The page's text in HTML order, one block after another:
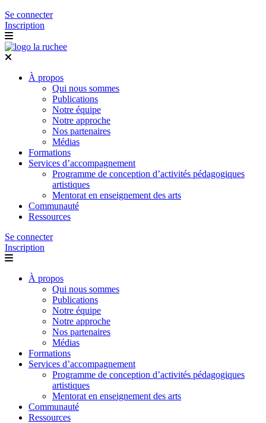
Se connecter
Inscription
À propos
Qui nous sommes
Publications
Notre équipe
Notre approche
Nos partenaires
Médias
Formations
Services d’accompagnement
Programme de conception d’activités pédagogiques
artistiques
Mentorat en enseignement des arts
Communauté
Ressources
Se connecter
Inscription
À propos
Qui nous sommes
Publications
Notre équipe
Notre approche
Nos partenaires
Médias
Formations
Services d’accompagnement
Programme de conception d’activités pédagogiques
artistiques
Mentorat en enseignement des arts
Communauté
Ressources